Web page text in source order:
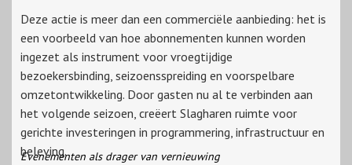
Deze actie is meer dan een commerciële aanbieding: het is
een voorbeeld van hoe abonnementen kunnen worden
ingezet als instrument voor vroegtijdige
bezoekersbinding, seizoensspreiding en voorspelbare
omzetontwikkeling. Door gasten nu al te verbinden aan
het volgende seizoen, creëert Slagharen ruimte voor
gerichte investeringen in programmering, infrastructuur en
beleving.
Evenementen als drager van vernieuwing